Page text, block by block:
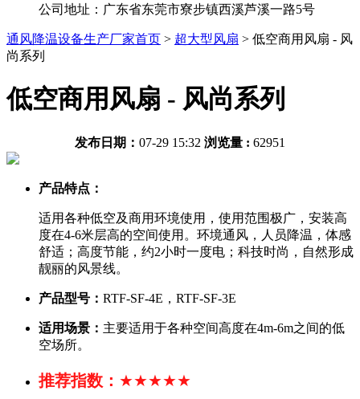
公司地址：广东省东莞市寮步镇西溪芦溪一路5号
通风降温设备生产厂家首页 > 超大型风扇 > 低空商用风扇 - 风
尚系列
低空商用风扇 - 风尚系列
发布日期： 07-29 15:32 浏览量 : 62951
产品特点：
适用各种低空及商用环境使用，使用范围极广，安装高
度在4-6米层高的空间使用。环境通风，人员降温，体感
舒适；高度节能，约2小时一度电；科技时尚，自然形成
靓丽的风景线。
产品型号： RTF-SF-4E，RTF-SF-3E
适用场景： 主要适用于各种空间高度在4m-6m之间的低
空场所。
推荐指数： ★★★★★